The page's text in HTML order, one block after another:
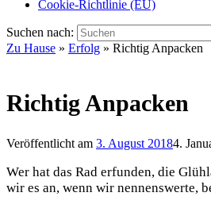
Cookie-Richtlinie (EU)
Suchen nach:
Zu Hause » Erfolg » Richtig Anpacken
Richtig Anpacken
Veröffentlicht am 3. August 20184.
Wer hat das Rad erfunden, die
wir es an, wenn wir nennenswerte,